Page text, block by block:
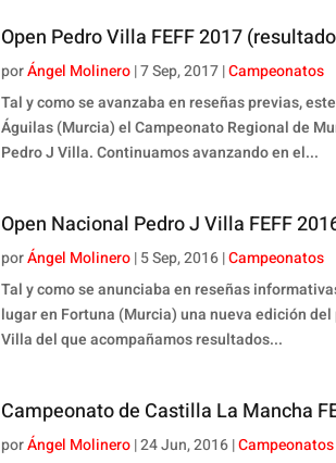
Open Pedro Villa FEFF 2017
porÁngel Molinero|7 Sep, 2017|Campeonatos
Tal y como se avanzaba en reseñas previas,
Águilas (Murcia) el Campeonato Regional de
Pedro J Villa. Continuamos avanzando en el...
Open Nacional Pedro J Villa FEFF
porÁngel Molinero|5 Sep, 2016|Campeonatos
Tal y como se anunciaba en reseñas
lugar en Fortuna (Murcia) una nueva edición
Villa del que acompañamos resultados...
Campeonato de Castilla La Mancha
porÁngel Molinero|24 Jun, 2016|Campeonatos